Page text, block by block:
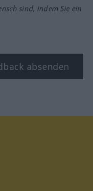
sind, indem Sie ein
absenden